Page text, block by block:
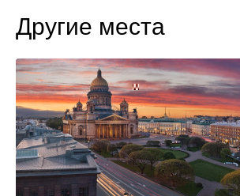
Другие места